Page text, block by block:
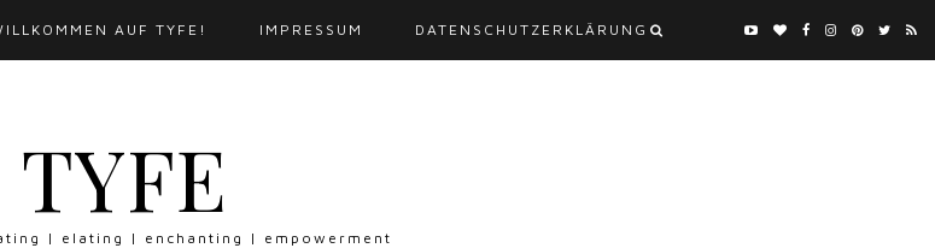
TYFE
| elating | enchanting | empowerment
AUF TYFE! IMPRESSUM DATENSCHUTZERKLÄRUNG